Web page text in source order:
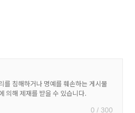
0 / 300